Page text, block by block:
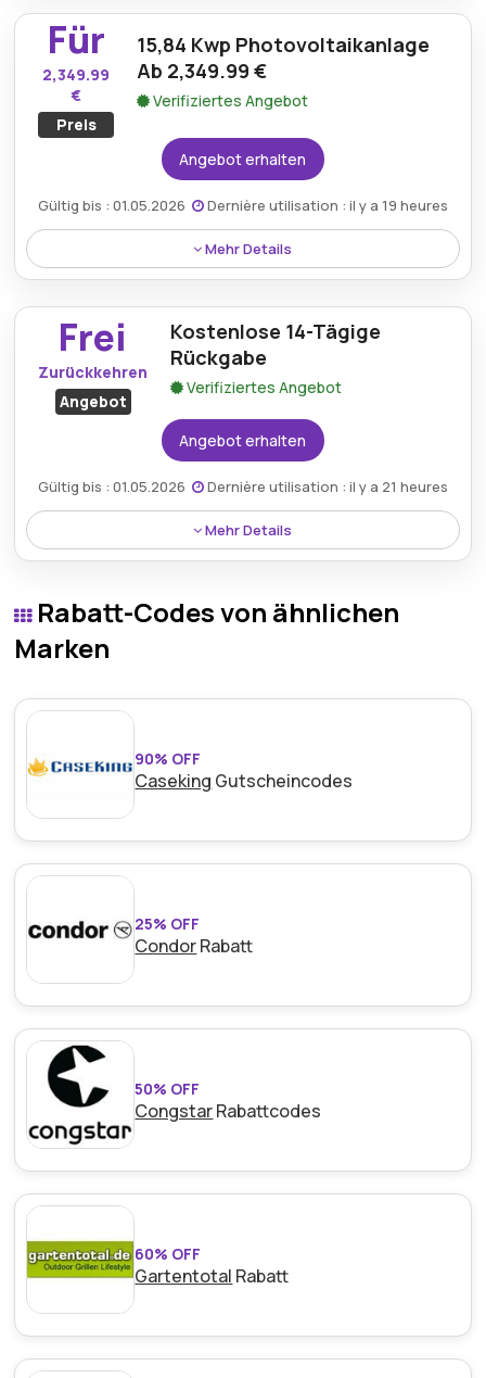
erleichtert der Solarscouts-Gutschein Verbrauchern
den Erwerb hochwertiger Photovoltaikanlagen und
sorgt gleichzeitig für Kosteneinsparungen bei dieser
umweltfreundlichen Lösung.
Für
2,349.99
€
Preis
15,84 Kwp Photovoltaikanlage
Ab 2,349.99 €
Verifiziertes Angebot
Angebot erhalten
Gültig bis : 01.05.2026 Dernière utilisation : il y a 19 heures
Mehr Details
Das 15,84-kWp-Photovoltaiksystem ist ab 2.349,99 €
erhältlich und bietet Privatpersonen eine
erschwingliche Möglichkeit, in ein leistungsstarkes
System zu investieren, das Energieeffizienz und
kostengünstige Solarstromoptionen bietet.
Frei
Zurückkehren
Angebot
Kostenlose 14-Tägige
Rückgabe
Verifiziertes Angebot
Angebot erhalten
Gültig bis : 01.05.2026 Dernière utilisation : il y a 21 heures
Mehr Details
Solarscouts bietet ein 14-tägiges kostenloses
beruhigt sein können, da sie wissen, dass die
Rückgabe innerhalb der angegebenen Frist
problemlos und ohne zusätzliche Kosten erfolgen
Rabatt-Codes von ähnlichen
Marken
90% OFF
Caseking Gutscheincodes
25% OFF
CondorRabatt
50% OFF
CongstarRabattcodes
60% OFF
Gartentotal Rabatt